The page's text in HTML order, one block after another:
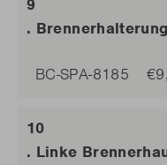
.
BC-SPA-8185
. Linke